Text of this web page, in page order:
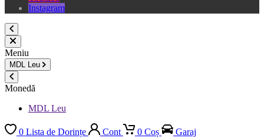
Instagram
Meniu
MDL Leu
Monedă
MDL Leu
0 Lista de Dorințe Cont 0 Coș
Garaj